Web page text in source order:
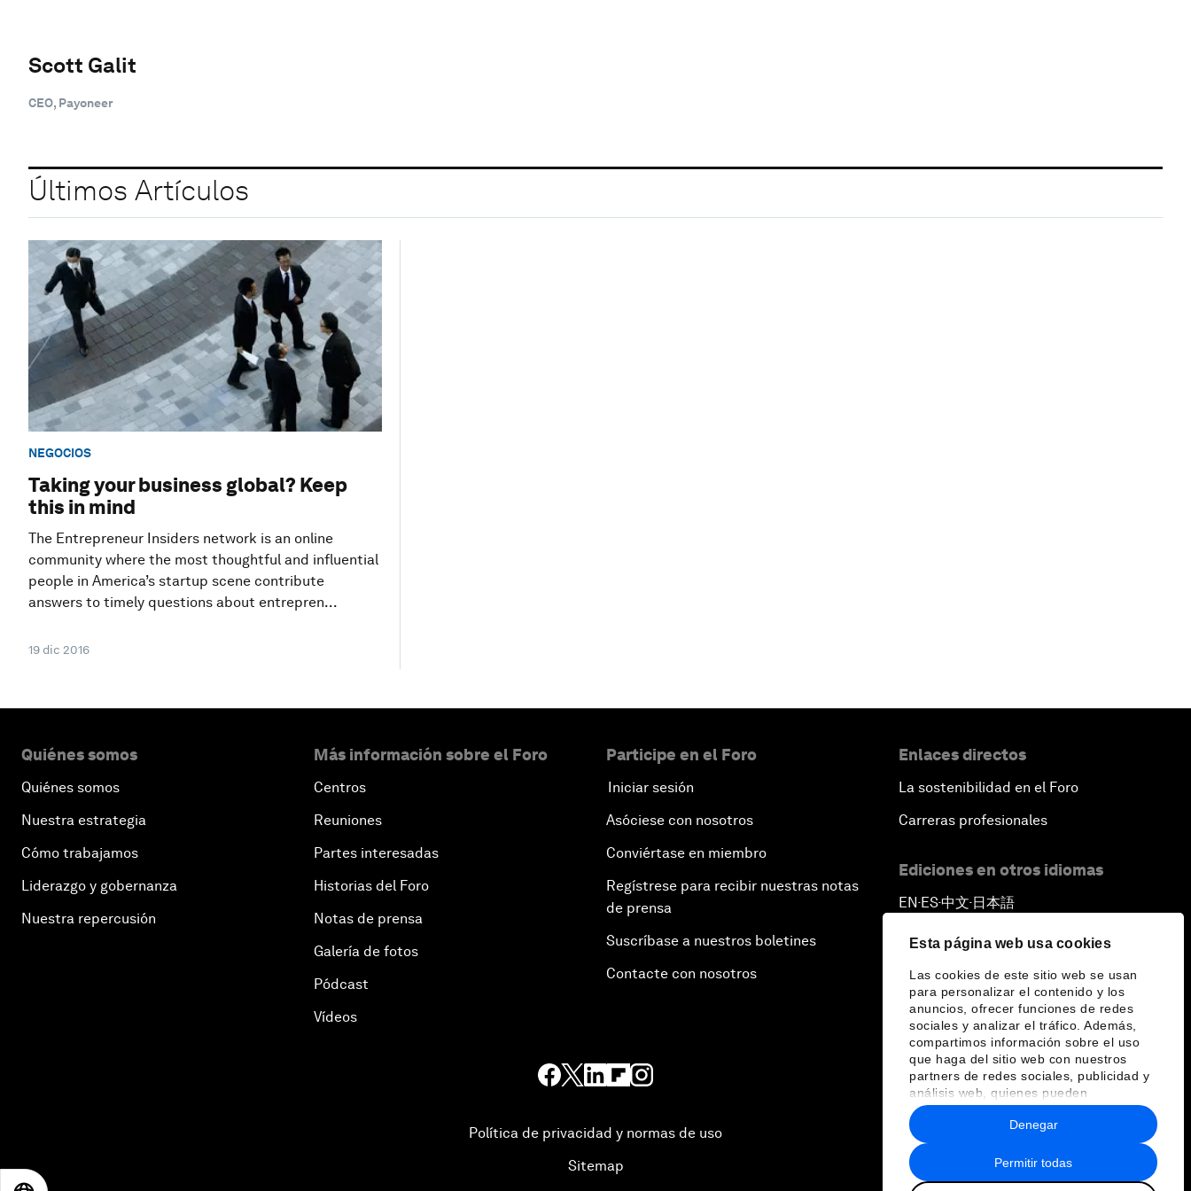
Esta página web usa cookies
Las cookies de este sitio web se usan
para personalizar el contenido y los
anuncios, ofrecer funciones de redes
sociales y analizar el tráfico. Además,
compartimos información sobre el uso
que haga del sitio web con nuestros
partners de redes sociales, publicidad y
análisis web, quienes pueden
combinarla con otra información que les
haya proporcionado o que hayan
recopilado a partir del uso que haya
hecho de sus servicios.
Permitir todas
Denegar
Scott Galit
CEO, Payoneer
Últimos Artículos
NEGOCIOS
Taking your business global? Keep
this in mind
The Entrepreneur Insiders network is an online
community where the most thoughtful and influential
people in America’s startup scene contribute
answers to timely questions about entrepren...
19 dic 2016
Quiénes somos
Quiénes somos
Nuestra estrategia
Cómo trabajamos
Liderazgo y gobernanza
Nuestra repercusión
Más información sobre el Foro
Centros
Reuniones
Partes interesadas
Historias del Foro
Notas de prensa
Galería de fotos
Pódcast
Vídeos
Participe en el Foro
Iniciar sesión
Asóciese con nosotros
Conviértase en miembro
Regístrese para recibir nuestras notas
de prensa
Suscríbase a nuestros boletines
Contacte con nosotros
Enlaces directos
La sostenibilidad en el Foro
Carreras profesionales
Ediciones en otros idiomas
EN ▪ ES▪中文▪ 日本語
Política de privacidad y normas de uso
Sitemap